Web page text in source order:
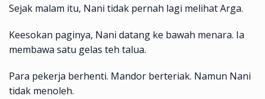
Sejak malam itu, Nani tidak pernah lagi melihat Arga.
Keesokan paginya, Nani datang ke bawah menara. Ia
membawa satu gelas teh talua.
Para pekerja berhenti. Mandor berteriak. Namun Nani
tidak menoleh.